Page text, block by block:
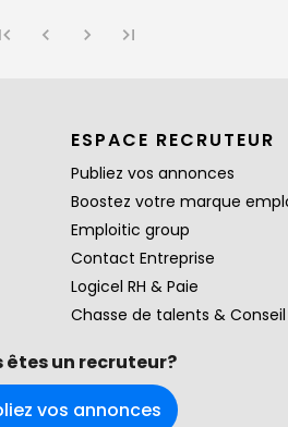
ESPACE RECRUTEUR
Publiez vos annonces
Boostez votre marque
Emploitic group
Contact Entreprise
Logicel RH & Paie
Chasse de talents & Conseil
êtes un recruteur?
vos annonces